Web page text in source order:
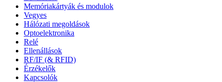
Memóriakártyák és modulok
Vegyes
Hálózati megoldások
Optoelektronika
Relé
Ellenállások
RF/IF (& RFID)
Érzékelők
Kapcsolók